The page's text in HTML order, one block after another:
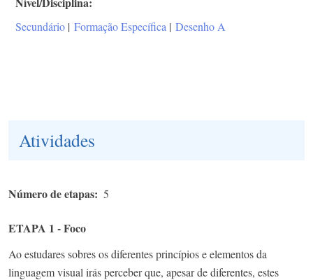
Secundário | Formação Específica | Desenho A
Atividades
Número de etapas 5
ETAPA 1 - Foco
Ao estudares sobres os diferentes princípios e elementos da
linguagem visual irás perceber que, apesar de diferentes, estes